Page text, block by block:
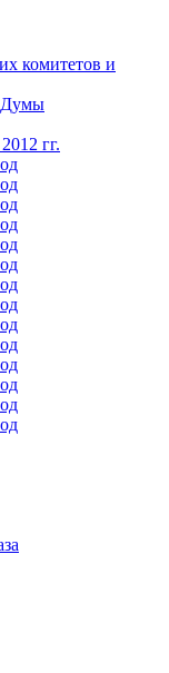
комитетов и
Думы
гг.